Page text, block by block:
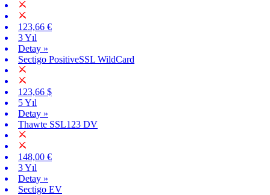
123,66 €
3 Yıl
Detay »
Sectigo PositiveSSL WildCard
123,66 $
5 Yıl
Detay »
Thawte SSL123 DV
148,00 €
3 Yıl
Detay »
Sectigo EV